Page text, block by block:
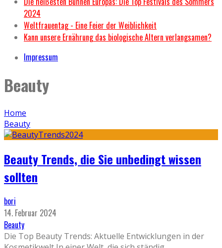
2024
Weltfrauentag - Eine Feier der Weiblichkeit
Kann unsere Ernährung das biologische Altern verlangsamen?
Impressum
Beauty
Home
Beauty
Beauty Trends, die Sie unbedingt wissen
sollten
bori
14. Februar 2024
Beauty
Die Top Beauty Trends: Aktuelle Entwicklungen in der